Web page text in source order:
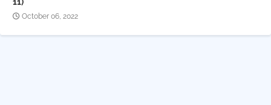
October 06, 2022